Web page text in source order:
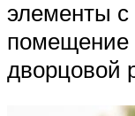
элементы с
помещение
дворцовой